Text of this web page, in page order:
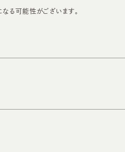
る可能性がございます。